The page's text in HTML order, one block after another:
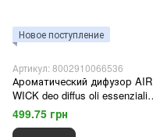
Новое поступление
Артикул: 8002910066536
Ароматический дифузор AIR
WICK deo diffus oli essenziali
brezza oceanica
499.75 грн